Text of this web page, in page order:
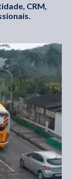
CRM,